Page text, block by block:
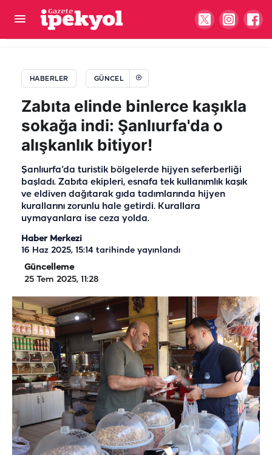
HABERLER GÜNCEL
Zabıta elinde binlerce kaşıkla
sokağa indi: Şanlıurfa'da o
alışkanlık bitiyor!
Şanlıurfa’da turistik bölgelerde hijyen seferberliği
başladı. Zabıta ekipleri, esnafa tek kullanımlık kaşık
ve eldiven dağıtarak gıda tadımlarında hijyen
kurallarını zorunlu hale getirdi. Kurallara
uymayanlara ise ceza yolda.
Haber Merkezi
16 Haz 2025, 15:14 tarihinde yayınlandı
Güncelleme
25 Tem 2025, 11:28
Şanlıurfa 20. Zırhlı Tugay Komutanı Üzeyir